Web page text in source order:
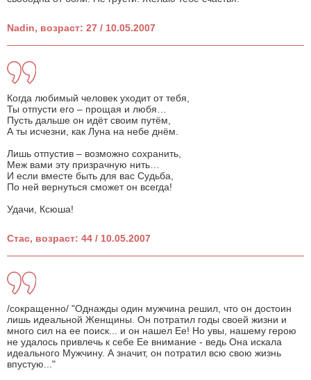
Nadin, возраст: 27 / 10.05.2007
Когда любимый человек уходит от тебя,
Ты отпусти его – прощая и любя…
Пусть дальше он идёт своим путём,
А ты исчезни, как Луна на небе днём.
Лишь отпустив – возможно сохранить,
Меж вами эту призрачную нить…
И если вместе быть для вас Судьба,
По ней вернуться сможет он всегда!
Удачи, Ксюша!
Стас, возраст: 44 / 10.05.2007
/сокращенно/ "Однажды один мужчина решил, что он достоин
лишь идеальной Женщины. Он потратил годы своей жизни и
много сил на ее поиск... и он нашел Ее! Но увы, нашему герою
не удалось привлечь к себе Ее внимание - ведь Она искала
идеального Мужчину. А значит, он потратил всю свою жизнь
впустую..."